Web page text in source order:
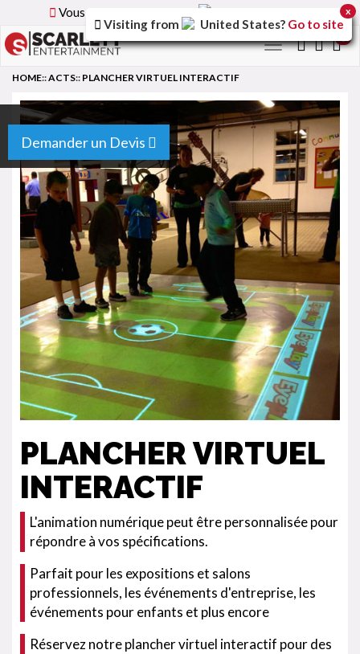
Vous parcourez la version
Toggle
Demander un Devis
HOME::ACTS:: PLANCHER VIRTUEL INTERACTIF
PLANCHER VIRTUEL
INTERACTIF
L'animation numérique peut être personnalisée pour
répondre à vos spécifications.
Parfait pour les expositions et salons
professionnels, les événements d'entreprise, les
événements pour enfants et plus encore
Réservez notre plancher virtuel interactif pour des
Visiting from United States? Go to site
x